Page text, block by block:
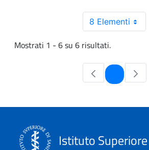
8 Elementi
Mostrati 1 - 6 su 6 risultati.
Pagina
Istituto